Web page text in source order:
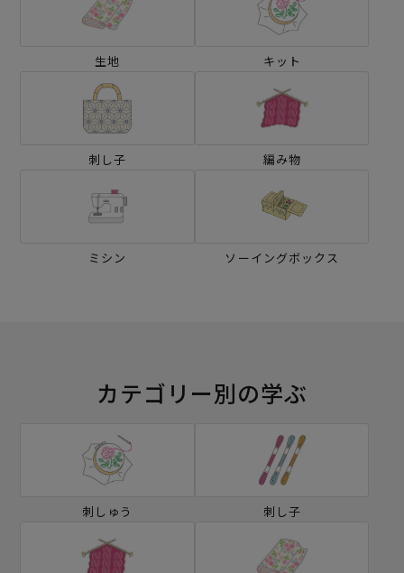
生地 キット
刺し子 編み物
ミシン ソーイングボックス
カテゴリー別の学ぶ
刺しゅう 刺し子